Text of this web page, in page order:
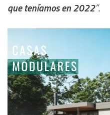
que teníamos en 2022”.